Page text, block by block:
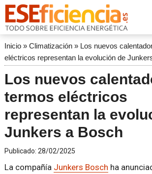
Inicio» Climatización» Los nuevos
eléctricos representan la evolución de
Los nuevos
termos eléctricos
representan la
Junkers a Bosch
Publicado: 28/02/2025
La compañía Junkers Bosch ha